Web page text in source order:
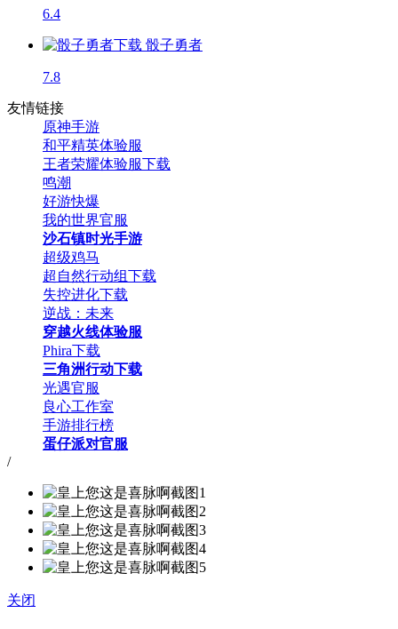
6.4
骰子勇者
7.8
友情链接
原神手游
和平精英体验服
王者荣耀体验服下载
鸣潮
好游快爆
我的世界官服
沙石镇时光手游
超级鸡马
超自然行动组下载
失控进化下载
逆战：未来
穿越火线体验服
Phira下载
三角洲行动下载
光遇官服
良心工作室
手游排行榜
蛋仔派对官服
/
关闭